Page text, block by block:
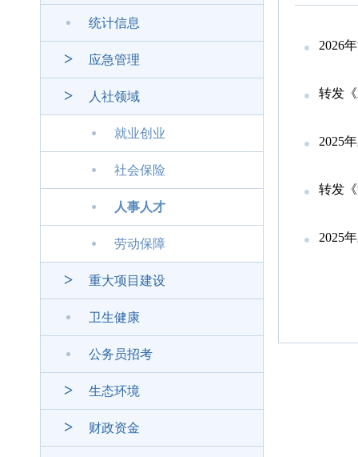
统计信息
应急管理
人社领域
就业创业
社会保险
人事人才
劳动保障
重大项目建设
卫生健康
公务员招考
生态环境
财政资金
2026年
转发《
2025年
转发《中
2025